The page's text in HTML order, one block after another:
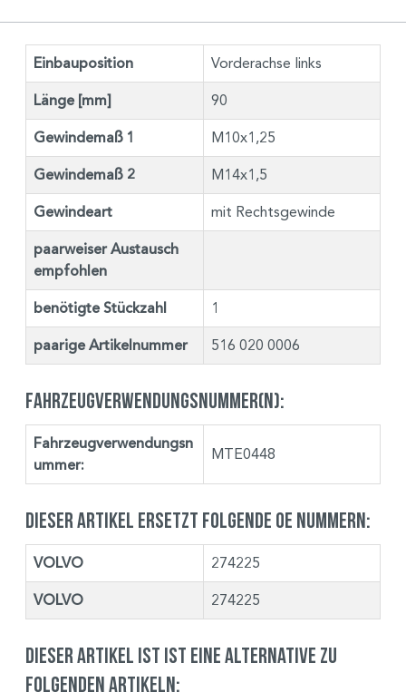
Einbauposition Vorderachse links
Länge [mm] 90
Gewindemaß 1 M10x1,25
Gewindemaß 2 M14x1,5
Gewindeart mit Rechtsgewinde
paarweiser Austausch
empfohlen
benötigte Stückzahl 1
paarige Artikelnummer 516 020 0006
Fahrzeugverwendungsnummer(n):
Fahrzeugverwendungsn
ummer:
MTE0448
Dieser Artikel ersetzt folgende OE Nummern:
VOLVO 274225
VOLVO 274225
Dieser Artikel ist ist eine Alternative zu
folgenden Artikeln: